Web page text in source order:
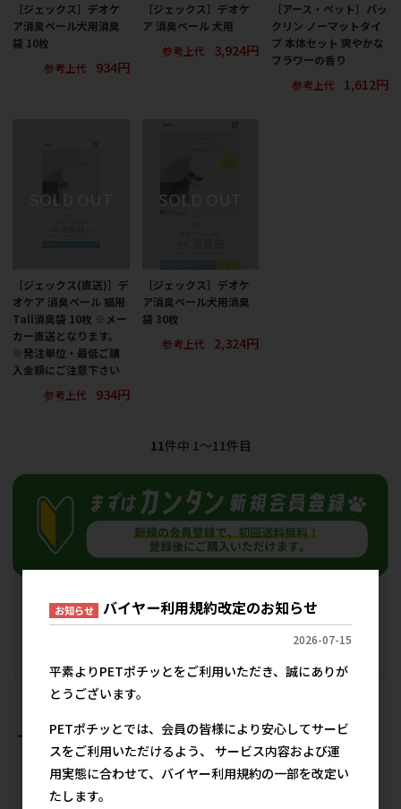
［ジェックス］デオケ
ア消臭ペール犬用消臭
袋 10枚
参考上代
934円
［ジェックス］デオケ
ア 消臭ペール 犬用
参考上代
3,924円
［アース・ペット］パッ
クリン ノーマットタイ
プ 本体セット 爽やかな
フラワーの香り
参考上代
1,612円
［ジェックス(直送)］デ
オケア 消臭ペール 猫用
Tall消臭袋 10枚 ※メー
カー直送となります。
※発注単位・最低ご購
入金額にご注意下さい
参考上代
934円
［ジェックス］デオケ
ア消臭ペール犬用消臭
袋 30枚
参考上代
2,324円
11件中 1〜11件目
おすすめ商品
お知らせ バイヤー利用規約改定のお知らせ
2026-07-15
平素よりPETポチッとをご利用いただき、誠にありが
とうございます。
PETポチッとでは、会員の皆様により安心してサービ
スをご利用いただけるよう、 サービス内容および運
用実態に合わせて、バイヤー利用規約の一部を改定い
たします。